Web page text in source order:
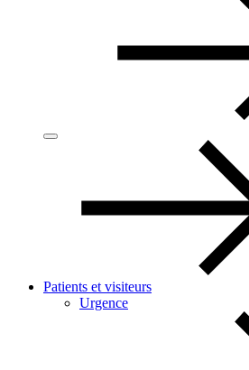
Patients et visiteurs
Urgence